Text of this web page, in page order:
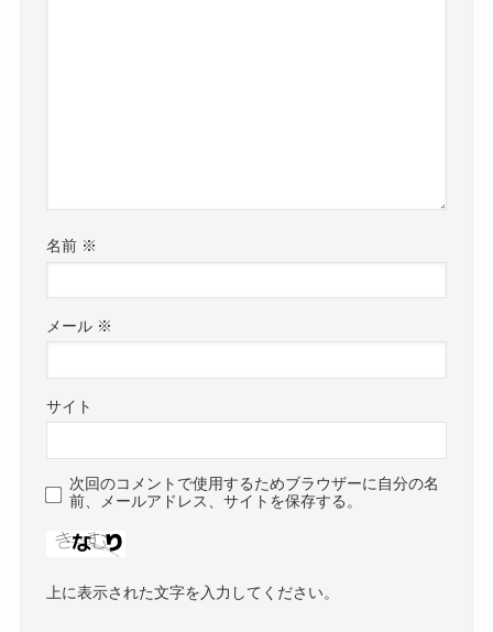
名前 ※
メール ※
サイト
次回のコメントで使用するためブラウザーに自分の名
前、メールアドレス、サイトを保存する。
上に表示された文字を入力してください。